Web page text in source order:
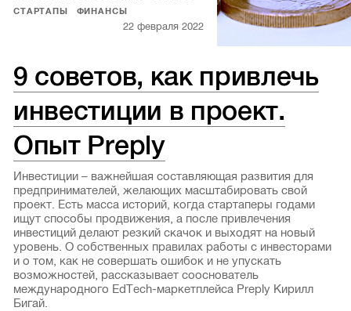
СТАРТАПЫ
ФИНАНСЫ
22 февраля 2022
9 советов, как привлечь
инвестиции в проект.
Опыт Preply
Инвестиции – важнейшая составляющая развития для
предпринимателей, желающих масштабировать свой
проект. Есть масса историй, когда стартаперы годами
ищут способы продвижения, а после привлечения
инвестиций делают резкий скачок и выходят на новый
уровень. О собственных правилах работы с инвесторами
и о том, как не совершать ошибок и не упускать
возможностей, рассказывает сооснователь
международного EdTech-маркетплейса Preply Кирилл
Бигай.